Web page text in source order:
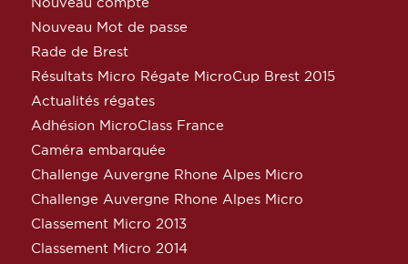
Nouveau Mot de passe
Rade de Brest
Résultats Micro Régate MicroCup Brest 2015
Actualités régates
Adhésion MicroClass France
Caméra embarquée
Challenge Auvergne Rhone Alpes Micro
Challenge Auvergne Rhone Alpes Micro
Classement Micro 2013
Classement Micro 2014